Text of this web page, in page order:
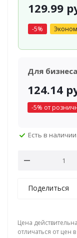
129.99
-5%
Для бизнеса
124.14
-5% от
Есть в наличии
Поделиться
Цена
отличаться от цен